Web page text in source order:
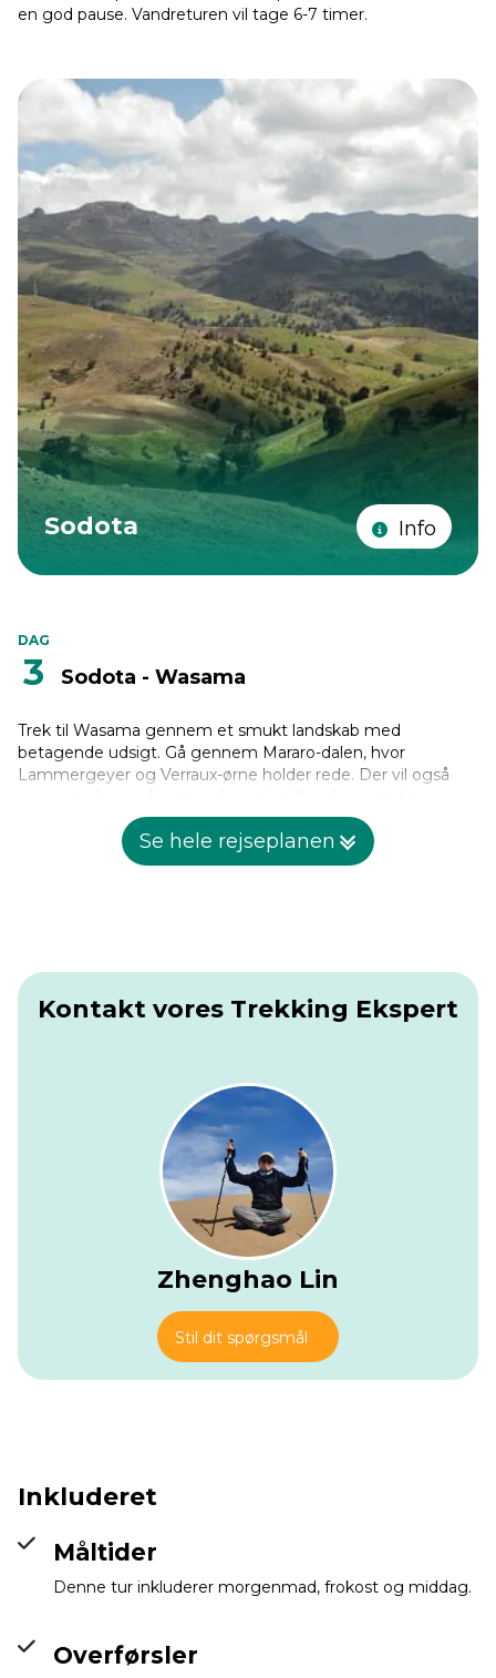
en god pause. Vandreturen vil tage 6-7 timer.
Sodota Info
DAG
3 Sodota - Wasama
Trek til Wasama gennem et smukt landskab med
betagende udsigt. Gå gennem Mararo-dalen, hvor
Lammergeyer og Verraux-ørne holder rede. Der vil også
fuglearter. Omkring 5-6 timers trekking. Camping ved
Se hele rejseplanen
Kontakt vores Trekking Ekspert
Zhenghao Lin
Stil dit spørgsmål
Inkluderet
Måltider
Denne tur inkluderer morgenmad, frokost og middag.
Overførsler